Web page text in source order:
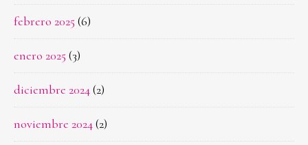
febrero 2025 (6)
enero 2025 (3)
diciembre 2024(2)
noviembre 2024(2)